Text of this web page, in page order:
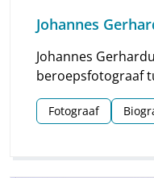
Johannes
Johannes
beroepsfotograaf
maakte vooral
streek ook
Fotograaf